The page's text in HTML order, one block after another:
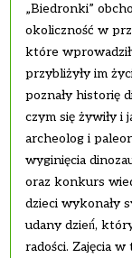
„Biedronki”
okoliczność w
które
przybliżyły im
poznały historię
czym się żywiły i
archeolog i
wyginięcia
oraz konkurs
dzieci wykonały
udany dzień́,
radości. Zajęcia